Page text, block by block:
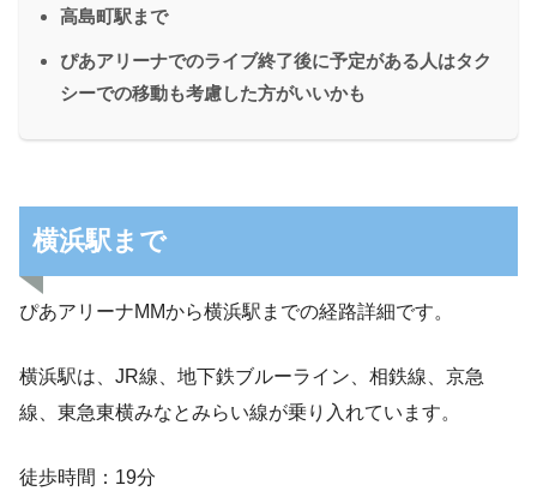
高島町駅まで
ぴあアリーナでのライブ終了後に予定がある人はタク
シーでの移動も考慮した方がいいかも
横浜駅まで
ぴあアリーナMMから横浜駅までの経路詳細です。
横浜駅は、JR線、地下鉄ブルーライン、相鉄線、京急
線、東急東横みなとみらい線が乗り入れています。
徒歩時間：19分